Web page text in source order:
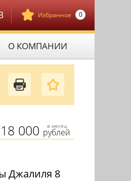
Избранное 0
О КОМПАНИИ
18 000 в месяц
рублей
Джалиля 8